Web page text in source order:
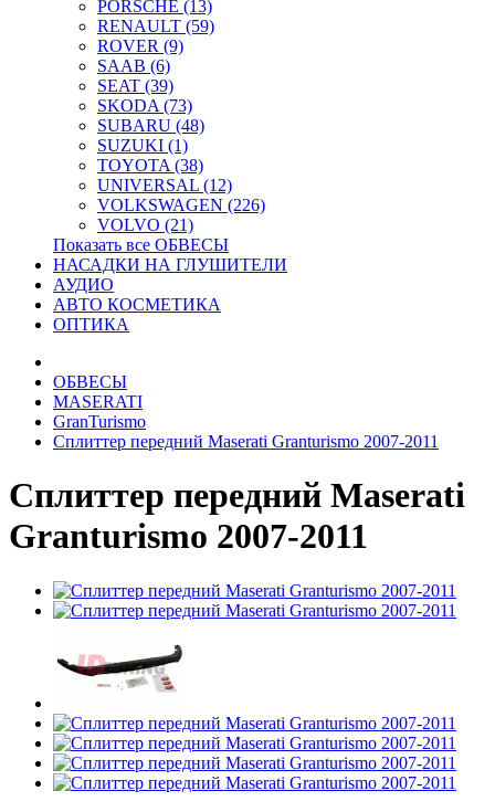
PORSCHE (13)
RENAULT (59)
ROVER (9)
SAAB (6)
SEAT (39)
SKODA (73)
SUBARU (48)
SUZUKI (1)
TOYOTA (38)
UNIVERSAL (12)
VOLKSWAGEN (226)
VOLVO (21)
Показать все ОБВЕСЫ
НАСАДКИ НА ГЛУШИТЕЛИ
АУДИО
АВТО КОСМЕТИКА
ОПТИКА
ОБВЕСЫ
MASERATI
GranTurismo
Сплиттер передний Maserati Granturismo 2007-2011
Сплиттер передний Maserati
Granturismo 2007-2011